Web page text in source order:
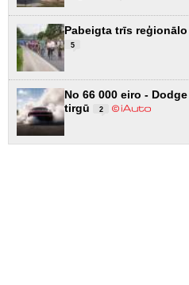
Pabeigta trīs
5
No 66 000 eiro -
tirgū
2